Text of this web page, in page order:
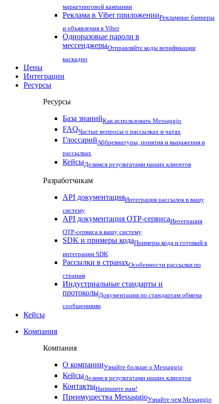
маркетинговой кампании
Реклама в Viber приложенииРекламные баннеры
и объявления в Viber
Одноразовые пароли в
мессенджерыОтправляйте коды верификации
каскадно
Цены
Интеграции
Ресурсы
Ресурсы
База знанийКак использовать Messaggio
FAQЧастые вопросы о рассылках и чатах
ГлоссарийАббревиатуры, понятия и выражения в
рассылках
КейсыДелимся результатами наших клиентов
Разработчикам
API документацияИнтеграция рассылок в вашу
систему
API документация OTP-сервисаИнтеграция
OTP-сервиса в вашу систему
SDK и примеры кодаПримеры кода и готовый к
интеграции SDK
Рассылки в странахОсобенности рассылки по
странам
Индустриальные стандарты и
протоколыДокументация по стандартам обмена
сообщениями
Кейсы
Компания
Компания
О компанииУзнайте больше о Messaggio
КейсыДелимся результатами наших клиентов
КонтактыНапишите нам!
Преимущества MessaggioУзнайте чем Messaggio